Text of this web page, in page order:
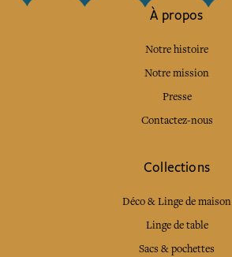
À propos
Notre histoire
Notre mission
Presse
Contactez-nous
Collections
Déco & Linge de maison
Linge de table
Sacs & pochettes